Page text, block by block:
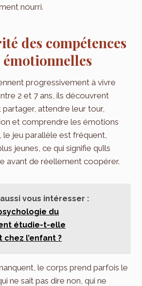
nourri.
des compétences
émotionnelles
progressivement à vivre
2 et 7 ans, ils découvrent
attendre leur tour,
et comprendre les émotions
le jeu parallèle est fréquent,
jeunes, ce qui signifie qu’ils
avant de réellement coopérer.
vous intéresser :
du
étudie-t-elle
chez l’enfant ?
le corps prend parfois le
ne sait pas dire non, qui ne